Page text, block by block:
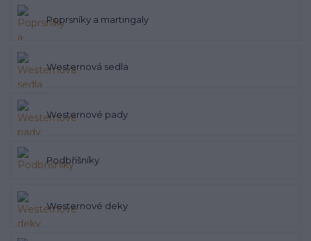
Poprsníky a martingaly
Westernová sedla
Westernové pady
Podbřišníky
Westernové deky